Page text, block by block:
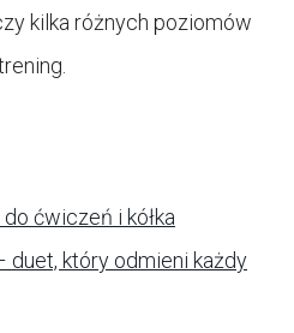
kilka różnych poziomów
ćwiczeń i kółka
duet, który odmieni każdy